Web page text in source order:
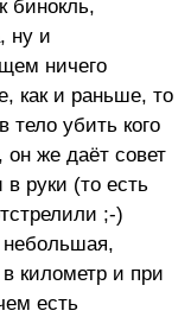
бинокль,
ну и
ничего
как и раньше, то
убить кого
же даёт совет
в руки (то есть
;-)
небольшая,
километр и при
есть